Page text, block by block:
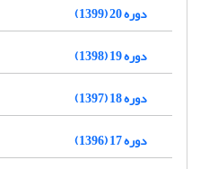
دوره 20 (1399)
دوره 19 (1398)
دوره 18 (1397)
دوره 17 (1396)